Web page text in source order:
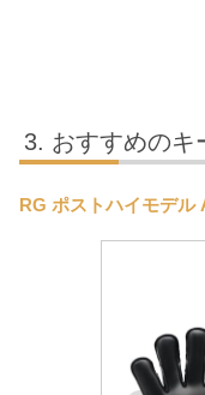
おすすめのキ
RG ポストハイモデ